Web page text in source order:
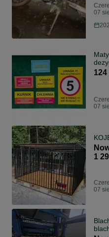
07
124
07
1
07